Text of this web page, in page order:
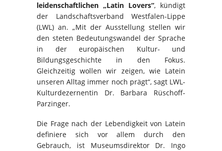
leidenschaftlichen „Latin Lovers“, kündigt
der Landschaftsverband Westfalen-Lippe
(LWL) an. „Mit der Ausstellung stellen wir
den steten Bedeutungswandel der Sprache
in der europäischen Kultur- und
Bildungsgeschichte in den Fokus.
Gleichzeitig wollen wir zeigen, wie Latein
unseren Alltag immer noch prägt“, sagt LWL-
Kulturdezernentin Dr. Barbara Rüschoff-
Parzinger.
Die Frage nach der Lebendigkeit von Latein
definiere sich vor allem durch den
Gebrauch, ist Museumsdirektor Dr. Ingo